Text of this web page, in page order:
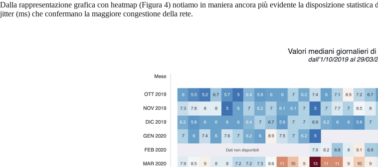
Dalla rappresentazione grafica con heatmap (Figura 4) notiamo in maniera ancora più evidente la disposizione
jitter (ms) che confermano la maggiore congestione della rete.